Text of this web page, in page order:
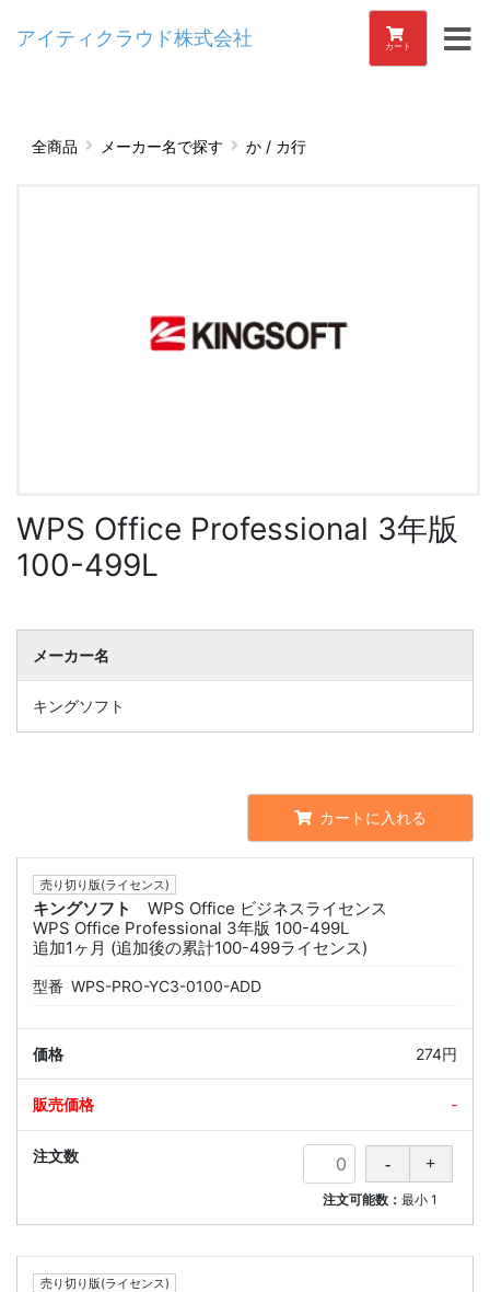
アイティクラウド株式会社 カート
全商品 メーカー名で探す か / カ行
WPS Office Professional 3年版
100-499L
メーカー名
キングソフト
カートに入れる
売り切り版(ライセンス)
キングソフト
WPS Office ビジネスライセンス
WPS Office Professional 3年版 100-499L
追加1ヶ月 (追加後の累計100-499ライセンス)
型番 WPS-PRO-YC3-0100-ADD
274円
-
注文可能数：最小 1
売り切り版(ライセンス)